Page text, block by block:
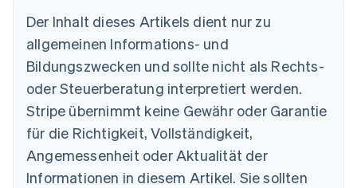
Der Inhalt dieses Artikels dient nur zu
allgemeinen Informations- und
Bildungszwecken und sollte nicht als Rechts-
oder Steuerberatung interpretiert werden.
Stripe übernimmt keine Gewähr oder Garantie
für die Richtigkeit, Vollständigkeit,
Angemessenheit oder Aktualität der
Informationen in diesem Artikel. Sie sollten
Australien
English
Nederlands FrançaisDeutschEnglish
Brasilien
English
Bulgarien
English